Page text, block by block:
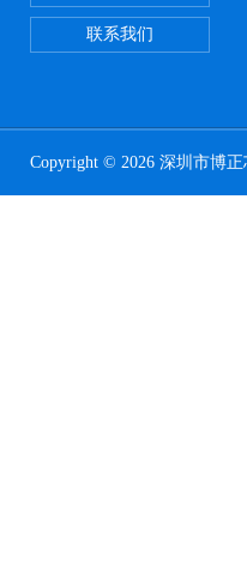
联系我们
Copyright © 2026 深圳市博